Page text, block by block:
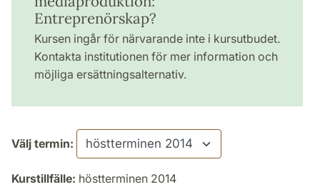
Entreprenörskap?
Kursen ingår för närvarande inte i kursutbudet.
Kontakta institutionen för mer information och
möjliga ersättningsalternativ.
Välj termin:
Kurstillfälle: höstterminen 2014